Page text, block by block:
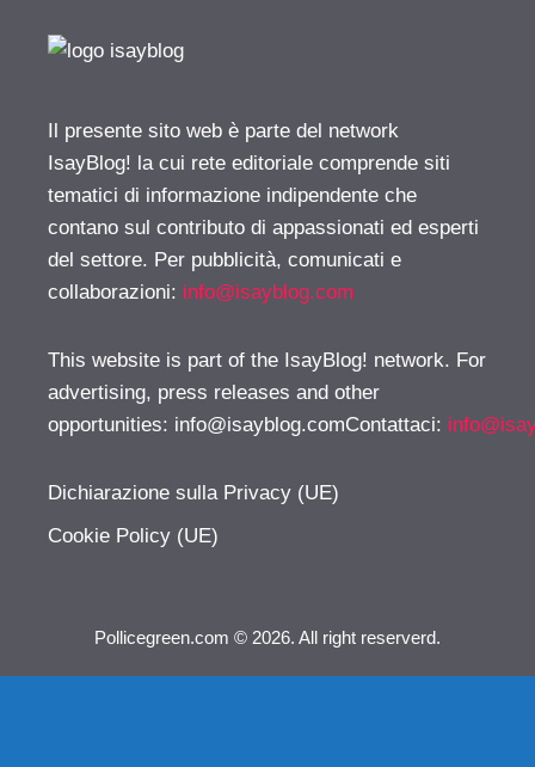
Il presente sito web è parte del network
IsayBlog! la cui rete editoriale comprende siti
tematici di informazione indipendente che
contano sul contributo di appassionati ed esperti
del settore. Per pubblicità, comunicati e
collaborazioni: info@isayblog.com
This website is part of the IsayBlog! network. For
advertising, press releases and other
opportunities: info@isayblog.comContattaci:
Dichiarazione sulla Privacy (UE)
Cookie Policy (UE)
Pollicegreen.com © 2026. All right reserverd.